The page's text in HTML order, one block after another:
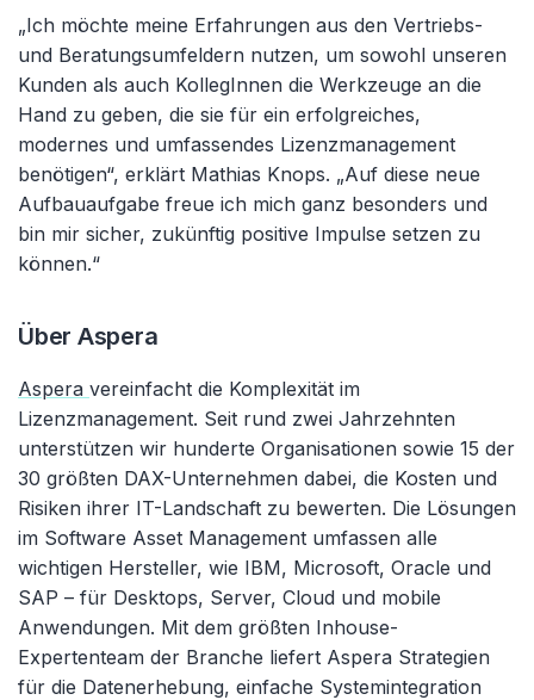
„Ich möchte meine Erfahrungen aus den Vertriebs-
und Beratungsumfeldern nutzen, um sowohl unseren
Kunden als auch KollegInnen die Werkzeuge an die
Hand zu geben, die sie für ein erfolgreiches,
modernes und umfassendes Lizenzmanagement
benötigen“, erklärt Mathias Knops. „Auf diese neue
Aufbauaufgabe freue ich mich ganz besonders und
bin mir sicher, zukünftig positive Impulse setzen zu
können.“
Über Aspera
Aspera vereinfacht die Komplexität im
Lizenzmanagement. Seit rund zwei Jahrzehnten
unterstützen wir hunderte Organisationen sowie 15 der
30 größten DAX-Unternehmen dabei, die Kosten und
Risiken ihrer IT-Landschaft zu bewerten. Die Lösungen
im Software Asset Management umfassen alle
wichtigen Hersteller, wie IBM, Microsoft, Oracle und
SAP – für Desktops, Server, Cloud und mobile
Anwendungen. Mit dem größten Inhouse-
Expertenteam der Branche liefert Aspera Strategien
für die Datenerhebung, einfache Systemintegration